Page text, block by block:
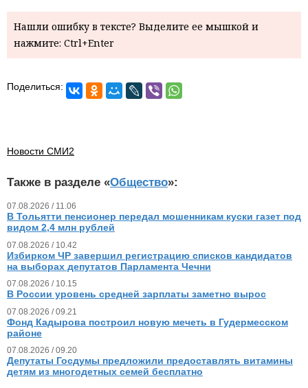
Нашли ошибку в тексте? Выделите ее мышкой и
нажмите: Ctrl+Enter
Поделиться:
Новости СМИ2
Также в разделе «Общество»:
07.08.2026 / 11.06
В Тольятти пенсионер передал мошенникам куски газет под
видом 2,4 млн рублей
07.08.2026 / 10.42
Избирком ЧР завершил регистрацию списков кандидатов
на выборах депутатов Парламента Чечни
07.08.2026 / 10.15
В России уровень средней зарплаты заметно вырос
07.08.2026 / 09.21
Фонд Кадырова построил новую мечеть в Гудермесском
районе
07.08.2026 / 09.20
Депутаты Госдумы предложили предоставлять витамины
детям из многодетных семей бесплатно